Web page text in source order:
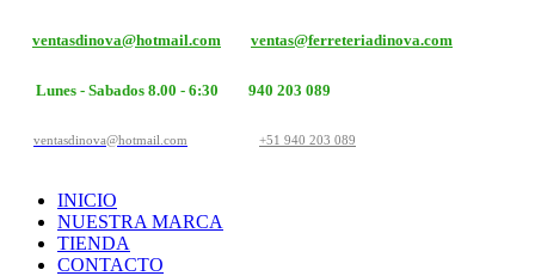
ventasdinova@hotmail.com ventas@ferreteriadinova.com
Lunes - Sabados 8.00 - 6:30 940 203 089
ventasdinova@hotmail.com +51 940 203 089
INICIO
NUESTRA MARCA
TIENDA
CONTACTO